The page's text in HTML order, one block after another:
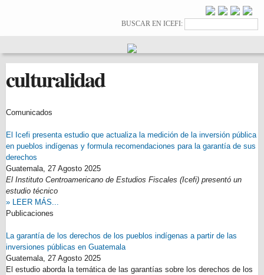
principalFormulario de
búsqueda
BUSCAR EN ICEFI:
culturalidad
Comunicados
El Icefi presenta estudio que actualiza la medición de la inversión pública
en pueblos indígenas y formula recomendaciones para la garantía de sus
derechos
Guatemala, 27 Agosto 2025
El Instituto Centroamericano de Estudios Fiscales (Icefi) presentó un
estudio técnico
» LEER MÁS...
Publicaciones
La garantía de los derechos de los pueblos indígenas a partir de las
inversiones públicas en Guatemala
Guatemala, 27 Agosto 2025
El estudio aborda la temática de las garantías sobre los derechos de los